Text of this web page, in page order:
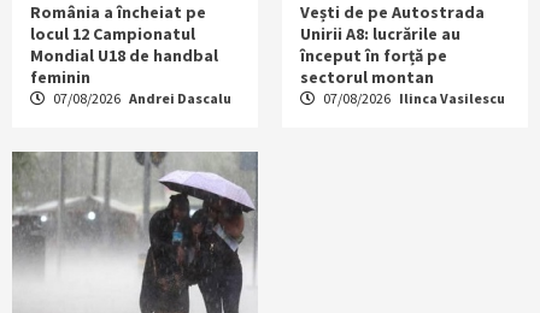
România a încheiat pe
locul 12 Campionatul
Mondial U18 de handbal
feminin
07/08/2026 Andrei Dascalu
Vești de pe Autostrada
Unirii A8: lucrările au
început în forță pe
sectorul montan
07/08/2026 Ilinca Vasilescu